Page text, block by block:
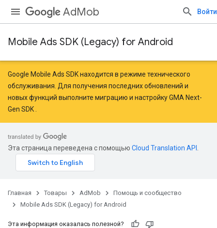
AdMob Войти
Mobile Ads SDK (Legacy) for Android
Google Mobile Ads SDK находится в режиме технического
обслуживания. Для получения последних обновлений и
новых функций выполните миграцию и настройку GMA Next-
Gen SDK
Эта страница переведена с помощью Cloud Translation API
Главная Товары AdMob
Помощь и сообщество
Mobile Ads SDK (Legacy) for Android
Эта информация оказалась полезной?